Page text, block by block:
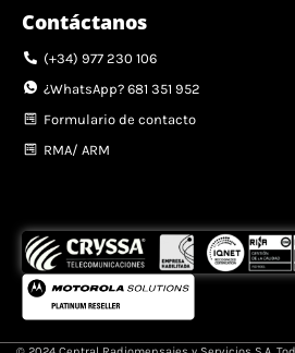
Contáctanos
(+34) 977 230 106
¿WhatsApp? 681 351 952
Formulario de contacto
RMA/ ARM